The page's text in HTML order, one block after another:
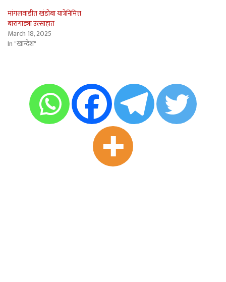
मांगलवाडीत खंडोबा यात्रेनिमित्त
बारागाड्या उत्साहात
March 18, 2025
In "खान्देश"